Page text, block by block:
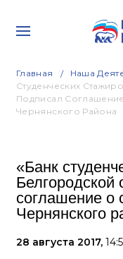
Главная Наша
Студенческих
Подписал
Чернянского Района
«Банк
Белгородской
соглашение о
Чернянского
28 августа 2017,